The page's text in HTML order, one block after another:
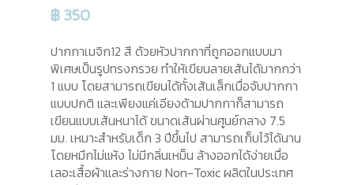
฿350
ปากกาเมจิก12 สี ด้วยหัวปากกาที่ถูกออกแบบมา
พิเศษเป็นรูปทรงกรวย ทำให้เขียนลายเส้นได้มากกว่า
1 แบบ โดยสามารถเขียนได้ทั้งเส้นเล็กเมื่อจับปากกา
แบบปกติ และเพียงแค่เอียงด้ามปากกาก็สามารถ
เขียนแบบเส้นหนาได้ ขนาดเส้นผ่านศูนย์กลาง 7.5
มม. เหมาะสำหรับเด็ก 3 ปีขึ้นไป สามารถเก็บไว้ได้นาน
โดยหมึกไม่แห้ง ไม่มีกลิ่นเหม็น ล้างออกได้ง่ายเมื่อ
เลอะเสื้อผ้าและร่างกาย Non-Toxic ผลิตในประเทศ